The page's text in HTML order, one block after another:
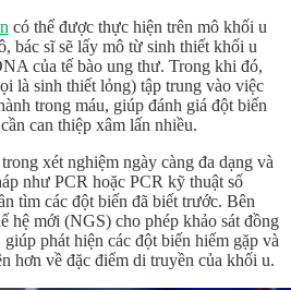
có thể được thực hiện trên mô khối u
bác sĩ sẽ lấy mô từ sinh thiết khối u
của tế bào ung thư. Trong khi đó,
là sinh thiết lỏng) tập trung vào việc
trong máu, giúp đánh giá đột biến
can thiệp xâm lấn nhiều.
xét nghiệm ngày càng đa dạng và
như PCR hoặc PCR kỹ thuật số
tìm các đột biến đã biết trước. Bên
hệ mới (NGS) cho phép khảo sát đồng
giúp phát hiện các đột biến hiếm gặp và
hơn về đặc điểm di truyền của khối u.